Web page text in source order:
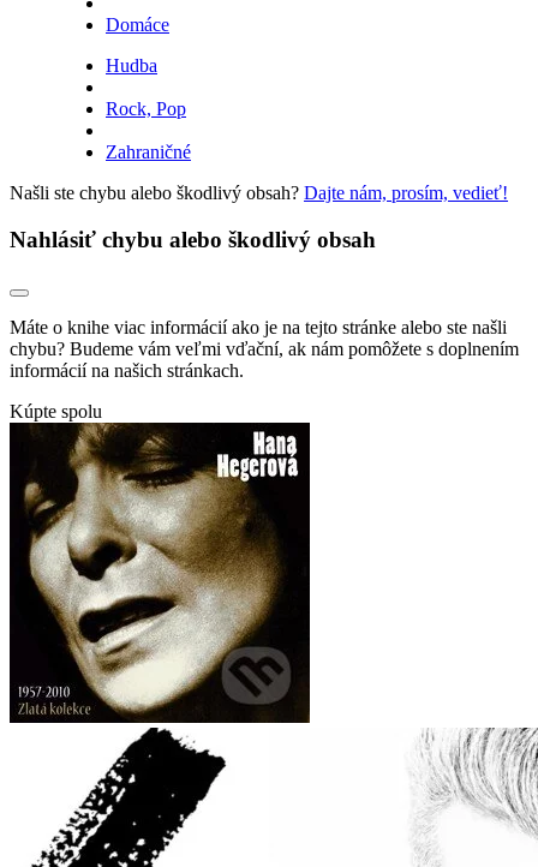
Domáce
Hudba
Rock, Pop
Zahraničné
Našli ste chybu alebo škodlivý obsah? Dajte nám, prosím, vedieť!
Nahlásiť chybu alebo škodlivý obsah
Máte o knihe viac informácií ako je na tejto stránke alebo ste našli
chybu? Budeme vám veľmi vďační, ak nám pomôžete s doplnením
informácií na našich stránkach.
Kúpte spolu